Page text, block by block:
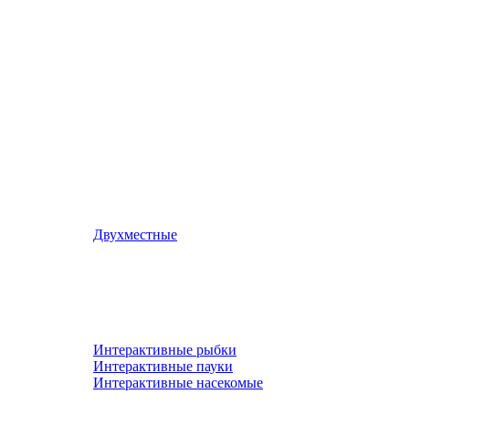
Двухместные
Интерактивные рыбки
Интерактивные пауки
Интерактивные насекомые